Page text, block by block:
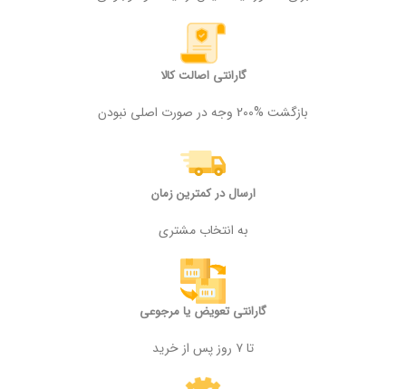
گارانتی اصالت کالا
بازگشت %200 وجه در صورت اصلی نبودن
ارسال در کمترین زمان
به انتخاب مشتری
گارانتی تعویض یا مرجوعی
تا ۷ روز پس از خرید